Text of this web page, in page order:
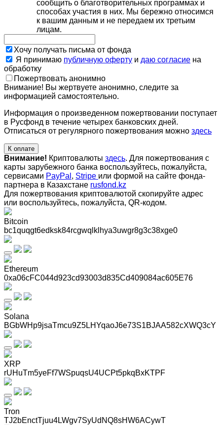
сообщить о благотворительных программах и
способах участия в них. Мы бережно относимся
к вашим данным и не передаем их третьим
лицам.
Хочу получать письма от фонда
Я принимаю публичную оферту и даю согласие на
обработку
Пожертвовать анонимно
Внимание! Вы жертвуете анонимно, следите за
информацией самостоятельно.
Информация о произведенном пожертвовании поступает
в Русфонд в течение четырех банковских дней.
Отписаться от регулярного пожертвования можно здесь
К оплате
Внимание! Криптовалюты здесь. Для пожертвования с
карты зарубежного банка воспользуйтесь, пожалуйста,
сервисами PayPal , Stripe или формой на сайте фонда-
партнера в Казахстане rusfond.kz
Для пожертвования криптовалютой скопируйте адрес
или воспользуйтесь, пожалуйста, QR-кодом.
Bitcoin
bc1quqgt6edksk84rcgwqlklhya3uwgr8g3c38xge0
Ethereum
0xa06cFC044d923cd93003d835Cd409084ac605E76
Solana
BGbWHp9jsaTmcu9Z5LHYqaoJ6e73S1BJAA582cXWQ3cY
XRP
rUHuTm5yeFf7WSpuqsU4UCPt5pkqBxKTPF
Tron
TJ2bEnctTjuu4LWgv7SyUdNQ8sHW6ACywT